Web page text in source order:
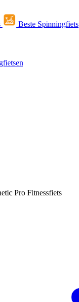
Beste Spinningfiets
Pro Fitnessfiets